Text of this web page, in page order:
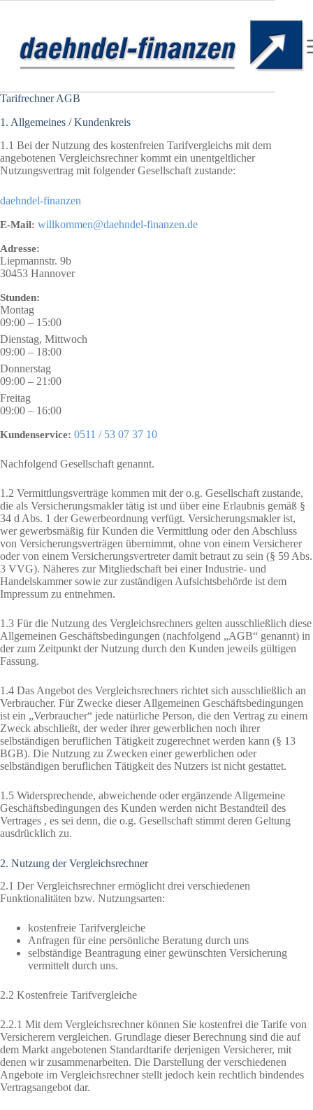
Tarifrechner AGB
1. Allgemeines / Kundenkreis
1.1 Bei der Nutzung des kostenfreien Tarifvergleichs mit dem
angebotenen Vergleichsrechner kommt ein unentgeltlicher
Nutzungsvertrag mit folgender Gesellschaft zustande:
daehndel-finanzen
E-Mail: willkommen@daehndel-finanzen.de
Adresse:
Liepmannstr. 9b
30453 Hannover
Stunden:
Montag
09:00 – 15:00
Dienstag, Mittwoch
09:00 – 18:00
Donnerstag
09:00 – 21:00
Freitag
09:00 – 16:00
Kundenservice: 0511 / 53 07 37 10
Nachfolgend Gesellschaft genannt.
1.2 Vermittlungsverträge kommen mit der o.g. Gesellschaft zustande,
die als Versicherungsmakler tätig ist und über eine Erlaubnis gemäß §
34 d Abs. 1 der Gewerbeordnung verfügt. Versicherungsmakler ist,
wer gewerbsmäßig für Kunden die Vermittlung oder den Abschluss
von Versicherungsverträgen übernimmt, ohne von einem Versicherer
oder von einem Versicherungsvertreter damit betraut zu sein (§ 59 Abs.
3 VVG). Näheres zur Mitgliedschaft bei einer Industrie- und
Handelskammer sowie zur zuständigen Aufsichtsbehörde ist dem
Impressum zu entnehmen.
1.3 Für die Nutzung des Vergleichsrechners gelten ausschließlich diese
Allgemeinen Geschäftsbedingungen (nachfolgend „AGB“ genannt) in
der zum Zeitpunkt der Nutzung durch den Kunden jeweils gültigen
Fassung.
1.4 Das Angebot des Vergleichsrechners richtet sich ausschließlich an
Verbraucher. Für Zwecke dieser Allgemeinen Geschäftsbedingungen
ist ein „Verbraucher“ jede natürliche Person, die den Vertrag zu einem
Zweck abschließt, der weder ihrer gewerblichen noch ihrer
selbständigen beruflichen Tätigkeit zugerechnet werden kann (§ 13
BGB). Die Nutzung zu Zwecken einer gewerblichen oder
selbständigen beruflichen Tätigkeit des Nutzers ist nicht gestattet.
1.5 Widersprechende, abweichende oder ergänzende Allgemeine
Geschäftsbedingungen des Kunden werden nicht Bestandteil des
Vertrages , es sei denn, die o.g. Gesellschaft stimmt deren Geltung
ausdrücklich zu.
2. Nutzung der Vergleichsrechner
2.1 Der Vergleichsrechner ermöglicht drei verschiedenen
Funktionalitäten bzw. Nutzungsarten:
kostenfreie Tarifvergleiche
Anfragen für eine persönliche Beratung durch uns
selbständige Beantragung einer gewünschten Versicherung
vermittelt durch uns.
2.2 Kostenfreie Tarifvergleiche
2.2.1 Mit dem Vergleichsrechner können Sie kostenfrei die Tarife von
Versicherern vergleichen. Grundlage dieser Berechnung sind die auf
dem Markt angebotenen Standardtarife derjenigen Versicherer, mit
denen wir zusammenarbeiten. Die Darstellung der verschiedenen
Angebote im Vergleichsrechner stellt jedoch kein rechtlich bindendes
Vertragsangebot dar.